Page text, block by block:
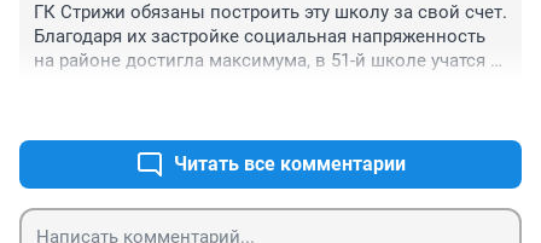
ГК Стрижи обязаны построить эту школу за свой счет.
Благодаря их застройке социальная напряженность
на районе достигла максимума, в 51-й школе учатся в
Мочищенское шоссе. Удобно они устроились: деньги
с муравейников рубят, а соц.пробоемы это пусть
плохой мэр решает. Товарищь Белокобыльский от
наглости не страдает.
Читать все комментарии